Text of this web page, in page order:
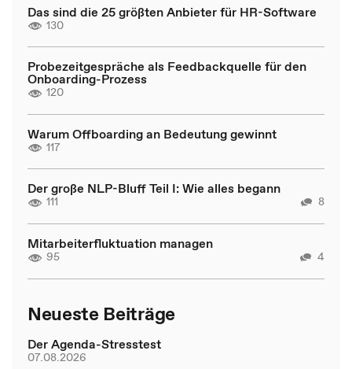
Das sind die 25 größten Anbieter für HR-Software
130
Probezeitgespräche als Feedbackquelle für den
Onboarding-Prozess
120
Warum Offboarding an Bedeutung gewinnt
117
Der große NLP-Bluff Teil I: Wie alles begann
111 8
Mitarbeiterfluktuation managen
95 4
Neueste Beiträge
Der Agenda-Stresstest
07.08.2026